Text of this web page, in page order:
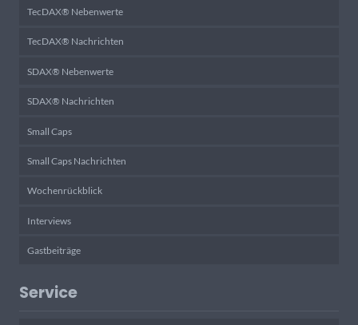
TecDAX® Nebenwerte
TecDAX® Nachrichten
SDAX® Nebenwerte
SDAX® Nachrichten
Small Caps
Small Caps Nachrichten
Wochenrückblick
Interviews
Gastbeiträge
Service